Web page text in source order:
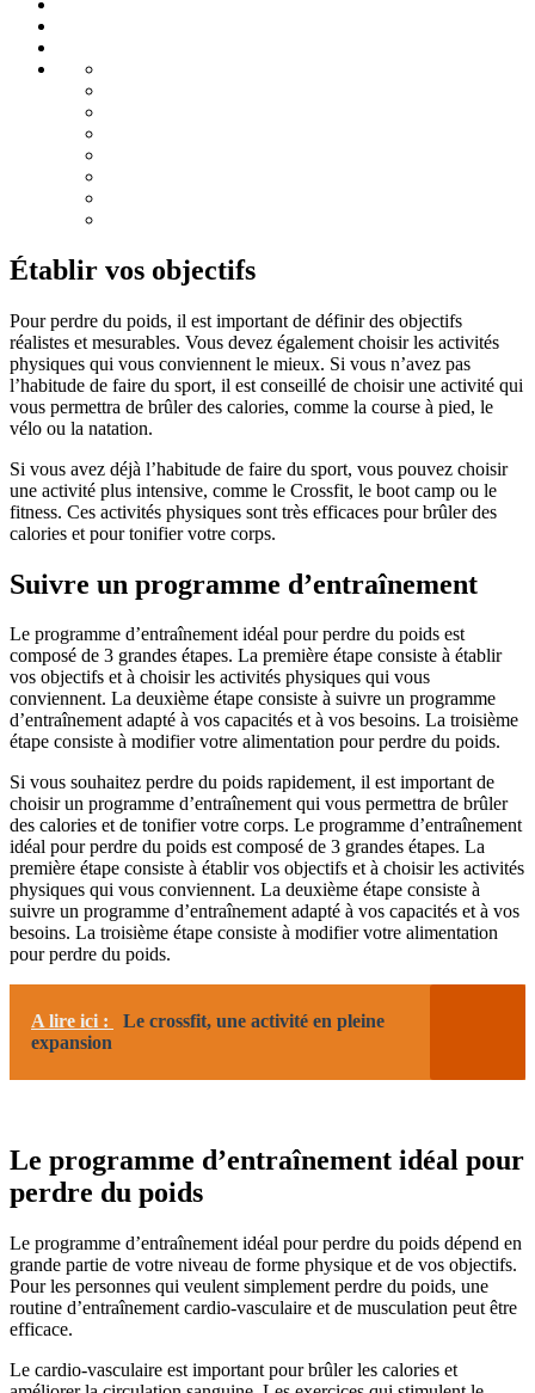
Établir vos objectifs
Pour perdre du poids, il est important de définir des objectifs
réalistes et mesurables. Vous devez également choisir les activités
physiques qui vous conviennent le mieux. Si vous n’avez pas
l’habitude de faire du sport, il est conseillé de choisir une activité qui
vous permettra de brûler des calories, comme la course à pied, le
vélo ou la natation.
Si vous avez déjà l’habitude de faire du sport, vous pouvez choisir
une activité plus intensive, comme le Crossfit, le boot camp ou le
fitness. Ces activités physiques sont très efficaces pour brûler des
calories et pour tonifier votre corps.
Suivre un programme d’entraînement
Le programme d’entraînement idéal pour perdre du poids est
composé de 3 grandes étapes. La première étape consiste à établir
vos objectifs et à choisir les activités physiques qui vous
conviennent. La deuxième étape consiste à suivre un programme
d’entraînement adapté à vos capacités et à vos besoins. La troisième
étape consiste à modifier votre alimentation pour perdre du poids.
Si vous souhaitez perdre du poids rapidement, il est important de
choisir un programme d’entraînement qui vous permettra de brûler
des calories et de tonifier votre corps. Le programme d’entraînement
idéal pour perdre du poids est composé de 3 grandes étapes. La
première étape consiste à établir vos objectifs et à choisir les activités
physiques qui vous conviennent. La deuxième étape consiste à
suivre un programme d’entraînement adapté à vos capacités et à vos
besoins. La troisième étape consiste à modifier votre alimentation
pour perdre du poids.
A lire ici :
Le crossfit, une activité en pleine
expansion
Le programme d’entraînement idéal pour
perdre du poids
Le programme d’entraînement idéal pour perdre du poids dépend en
grande partie de votre niveau de forme physique et de vos objectifs.
Pour les personnes qui veulent simplement perdre du poids, une
routine d’entraînement cardio-vasculaire et de musculation peut être
efficace.
Le cardio-vasculaire est important pour brûler les calories et